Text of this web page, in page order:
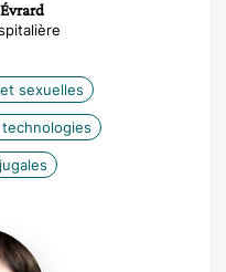
sexuelles